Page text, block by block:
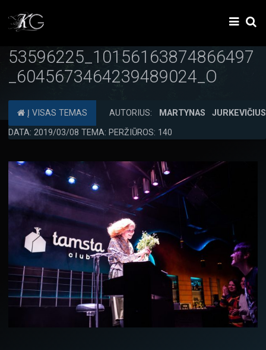
53596225_10156163874866497
_6045673464239489024_O
Į VISAS TEMAS AUTORIUS:
MARTYNAS JURKEVIČIUS
DATA: 2019/03/08 TEMA: PERŽIŪROS: 140